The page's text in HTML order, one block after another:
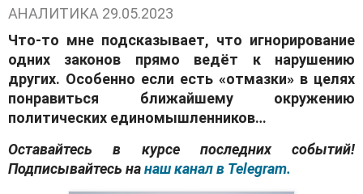
АНАЛИТИКА 29.05.2023
Что-то мне подсказывает, что игнорирование
одних законов прямо ведёт к нарушению
других. Особенно если есть «отмазки» в целях
понравиться ближайшему окружению
политических единомышленников…
Оставайтесь в курсе последних событий!
Подписывайтесь нанаш канал в Telegram.